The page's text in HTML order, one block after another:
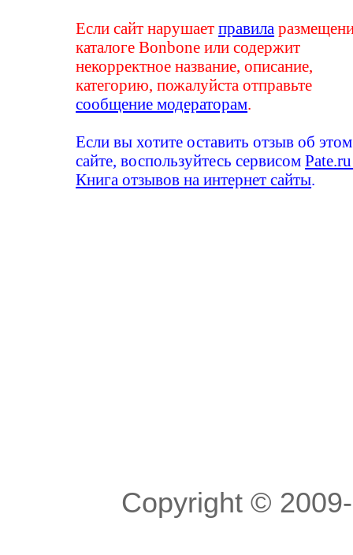
Если сайт нарушаетправила
каталоге Bonbone или содержит
некорректное название, описание,
категорию, пожалуйста отправьте
сообщение модераторам
Если вы хотите оставить отзыв об этом
сайте, воспользуйтесь сервисом
Книга отзывов на интернет сайты
Copyright ©